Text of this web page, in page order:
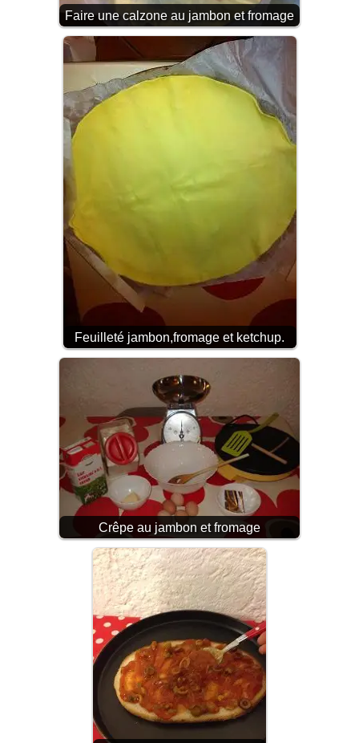
Faire une calzone au jambon et fromage
Feuilleté jambon,fromage et ketchup.
Crêpe au jambon et fromage